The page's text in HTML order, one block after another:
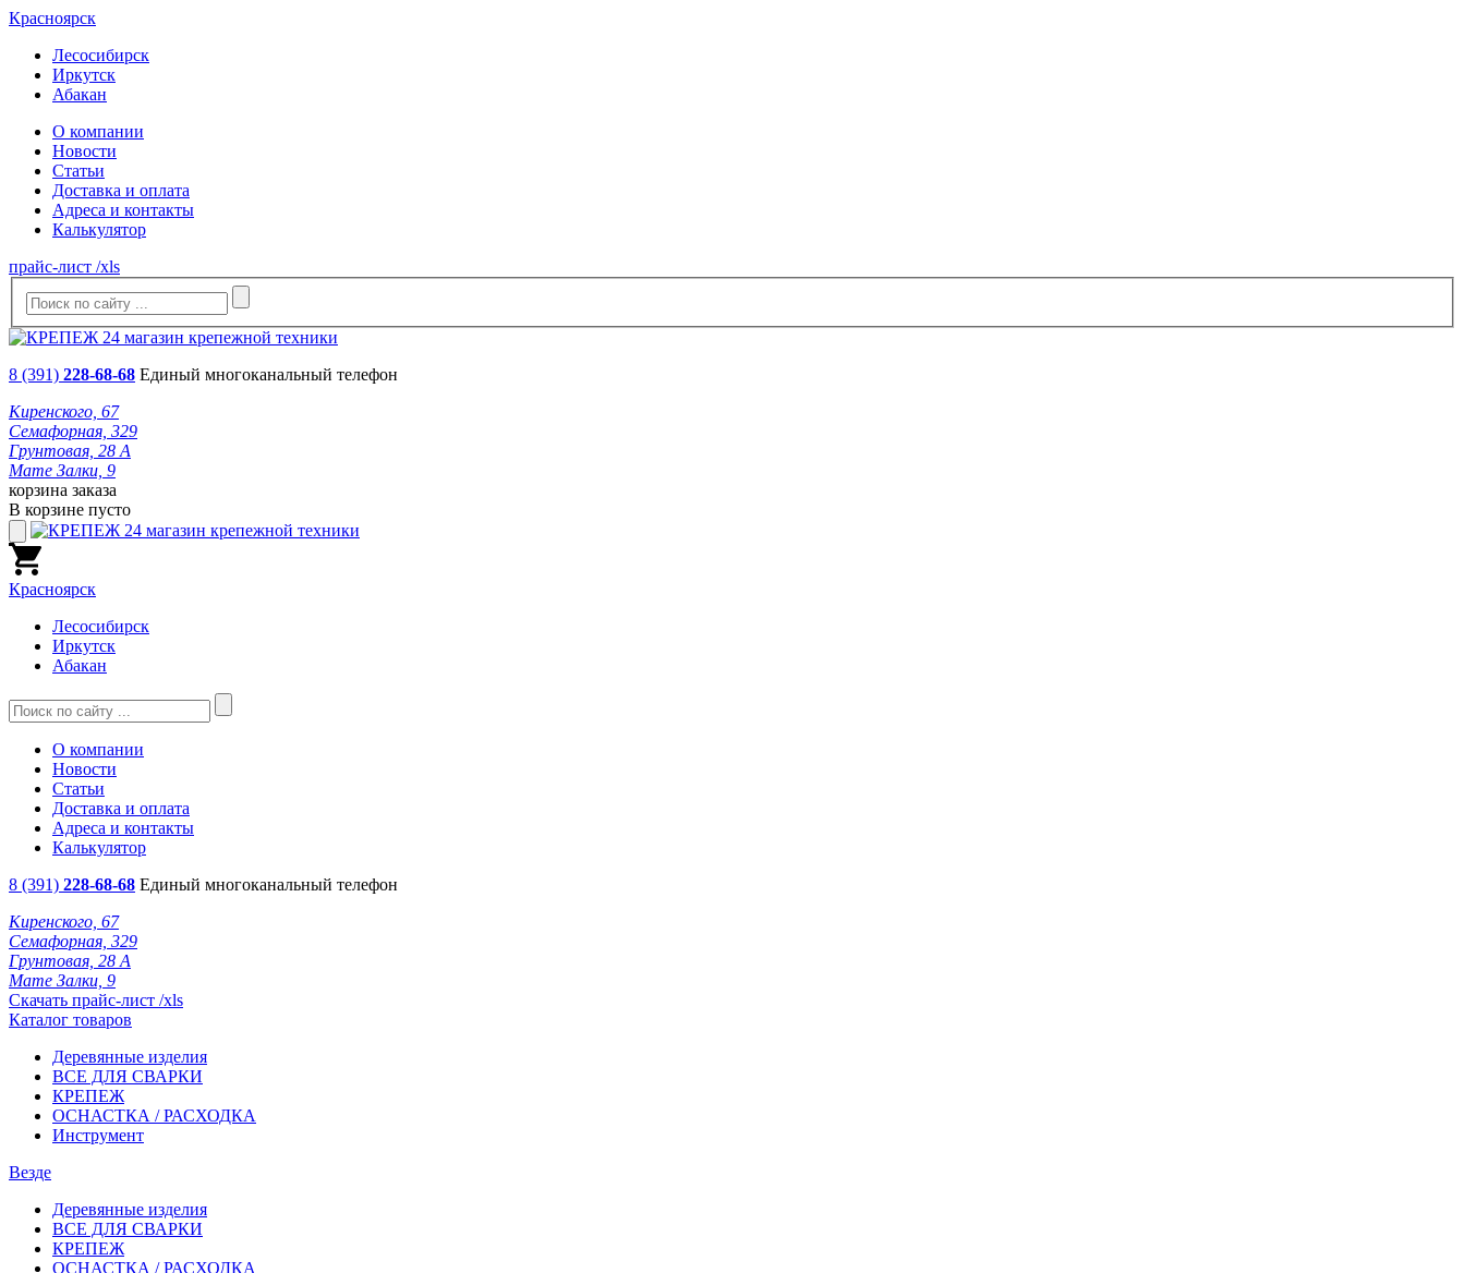
Красноярск
Лесосибирск
Иркутск
Абакан
О компании
Новости
Статьи
Доставка и оплата
Адреса и контакты
Калькулятор
прайс-лист /xls
8 (391) 228-68-68 Единый многоканальный телефон
Киренского, 67
Семафорная, 329
Грунтовая, 28 А
Мате Залки, 9
корзина заказа
В корзине пусто
Красноярск
Лесосибирск
Иркутск
Абакан
О компании
Новости
Статьи
Доставка и оплата
Адреса и контакты
Калькулятор
8 (391) 228-68-68 Единый многоканальный телефон
Киренского, 67
Семафорная, 329
Грунтовая, 28 А
Мате Залки, 9
Скачать прайс-лист /xls
Каталог товаров
Деревянные изделия
ВСЕ ДЛЯ СВАРКИ
КРЕПЕЖ
ОСНАСТКА / РАСХОДКА
Инструмент
Везде
Деревянные изделия
ВСЕ ДЛЯ СВАРКИ
КРЕПЕЖ
ОСНАСТКА / РАСХОДКА